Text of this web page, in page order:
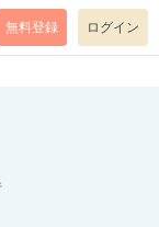
level=notice
無料登録 ログイン